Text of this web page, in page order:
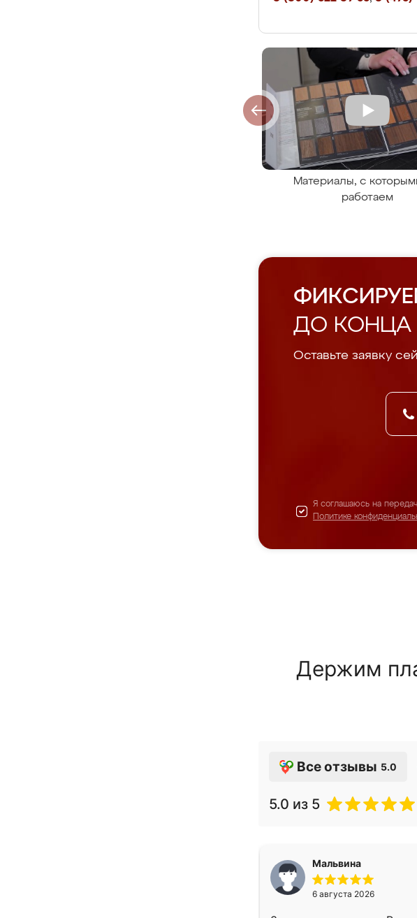
Материалы, с
работаем
ДО КОНЦА
Оставьте заявку
Я соглашаюсь на
Политике
Держим
Все отзывы 5.0
5.0 из 5
Мальвина
6 августа 2026